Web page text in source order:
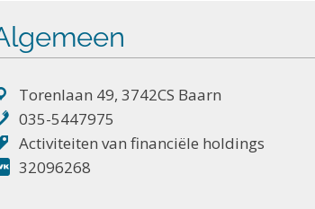
Torenlaan 49, 3742CS Baarn
035-5447975
Activiteiten van financiële holdings
32096268